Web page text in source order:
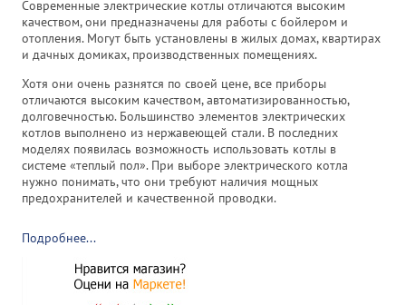
Современные электрические котлы отличаются высоким
качеством, они предназначены для работы с бойлером и
отопления. Могут быть установлены в жилых домах, квартирах
и дачных домиках, производственных помещениях.
Хотя они очень разнятся по своей цене, все приборы
отличаются высоким качеством, автоматизированностью,
долговечностью. Большинство элементов электрических
котлов выполнено из нержавеющей стали. В последних
моделях появилась возможность использовать котлы в
системе «теплый пол». При выборе электрического котла
нужно понимать, что они требуют наличия мощных
предохранителей и качественной проводки.
Подробнее...